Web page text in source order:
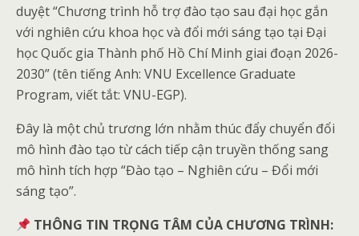
duyệt “Chương trình hỗ trợ đào tạo sau đại học gắn
với nghiên cứu khoa học và đổi mới sáng tạo tại Đại
học Quốc gia Thành phố Hồ Chí Minh giai đoạn 2026-
2030” (tên tiếng Anh: VNU Excellence Graduate
Program, viết tắt: VNU-EGP).
Đây là một chủ trương lớn nhằm thúc đẩy chuyển đổi
mô hình đào tạo từ cách tiếp cận truyền thống sang
mô hình tích hợp “Đào tạo – Nghiên cứu – Đổi mới
sáng tạo”.
THÔNG TIN TRỌNG TÂM CỦA CHƯƠNG TRÌNH: